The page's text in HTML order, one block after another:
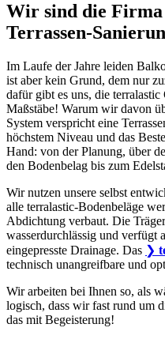
Wir sind die
Terrassen-
Im Laufe der Jahre leiden
ist aber kein Grund, dem nur
dafür gibt es uns, die
Maßstäbe! Warum wir davon
System verspricht eine
höchstem Niveau und das
Hand: von der Planung, über
den Bodenbelag bis zum
Wir nutzen unsere selbst
alle terralastic-Bodenbeläge
Abdichtung verbaut. Die
wasserdurchlässig und verfügt
eingepresste Drainage. Das ❯
technisch unangreifbare und
Wir arbeiten bei Ihnen so, als
logisch, dass wir fast rund um
das mit Begeisterung!